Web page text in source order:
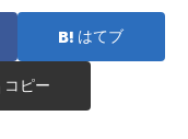
はてブ
コピー